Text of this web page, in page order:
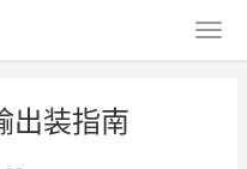
出装指南